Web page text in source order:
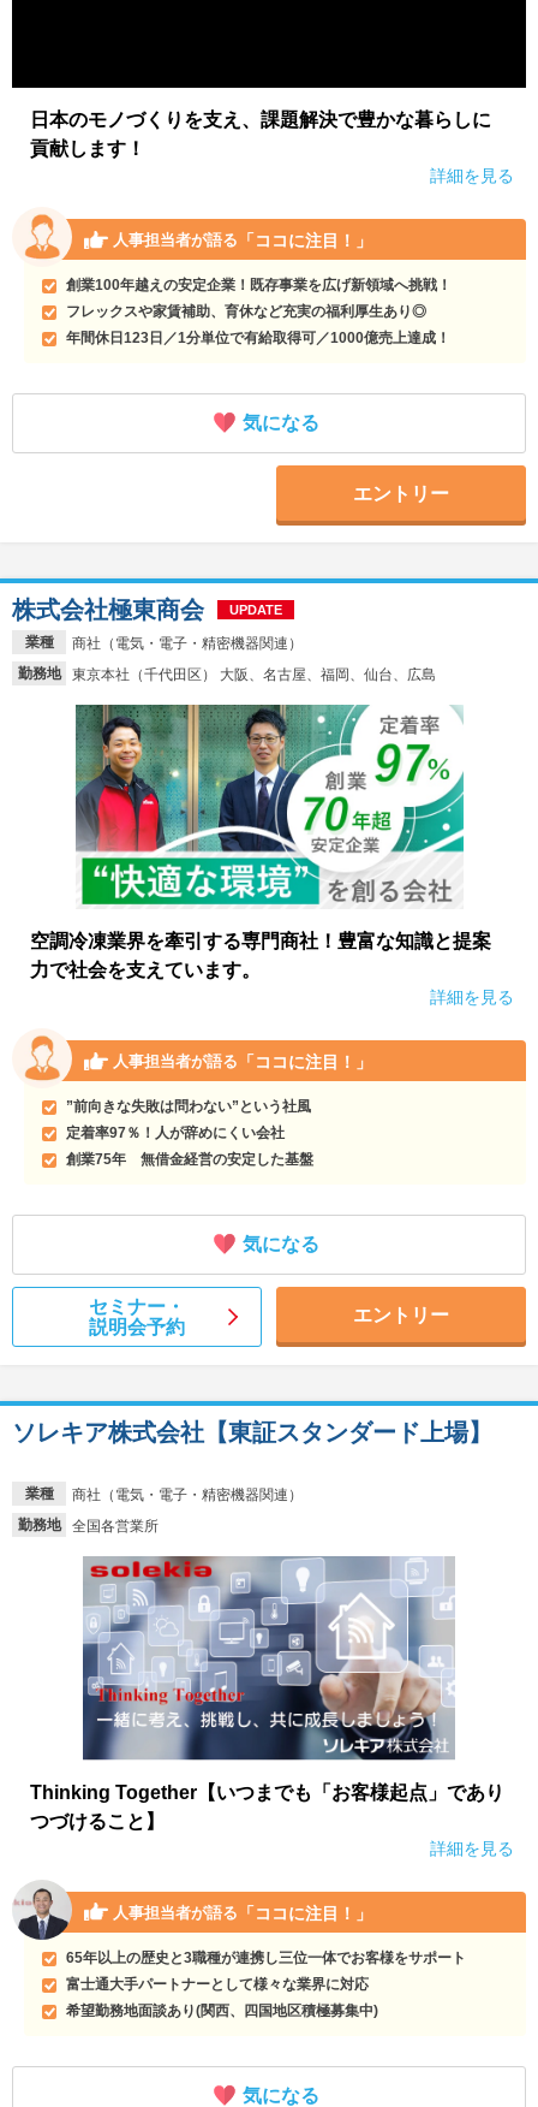
日本のモノづくりを支え、課題解決で豊かな暮らしに
貢献します！
詳細を見る
人事担当者が語る 「ココに注目！」
創業100年越えの安定企業！既存事業を広げ新領域へ挑戦！
フレックスや家賃補助、育休など充実の福利厚生あり◎
年間休日123日／1分単位で有給取得可／1000億売上達成！
気になる
エントリー
業種
商社（電気・電子・精密機器関連）
勤務地
東京本社（千代田区） 大阪、名古屋、福岡、仙台、広島
株式会社極東商会 UPDATE
空調冷凍業界を牽引する専門商社！豊富な知識と提案
力で社会を支えています。
詳細を見る
人事担当者が語る 「ココに注目！」
”前向きな失敗は問わない”という社風
定着率97％！人が辞めにくい会社
創業75年 無借金経営の安定した基盤
気になる
セミナー・
説明会予約
エントリー
業種
商社（電気・電子・精密機器関連）
勤務地
全国各営業所
ソレキア株式会社【東証スタンダード上場】
Thinking Together【いつまでも「お客様起点」であり
つづけること】
詳細を見る
人事担当者が語る 「ココに注目！」
65年以上の歴史と3職種が連携し三位一体でお客様をサポート
富士通大手パートナーとして様々な業界に対応
希望勤務地面談あり(関西、四国地区積極募集中)
気になる